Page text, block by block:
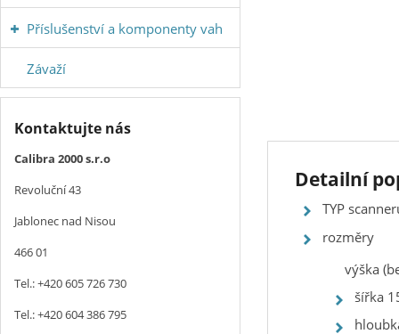
Detailní
TYP
rozměry
výška
šířka
Příslušenství a komponenty vah
Závaží
Kontaktujte nás
Calibra 2000 s.r.o
Revoluční 43
Jablonec nad Nisou
466 01
Tel.: +420 605 726 730
Tel.: +420 604 386 795